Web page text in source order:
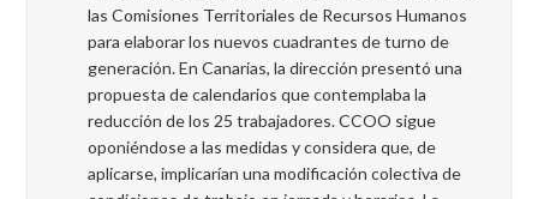
las Comisiones Territoriales de Recursos Humanos
para elaborar los nuevos cuadrantes de turno de
generación. En Canarias, la dirección presentó una
propuesta de calendarios que contemplaba la
reducción de los 25 trabajadores. CCOO sigue
oponiéndose a las medidas y considera que, de
aplicarse, implicarían una modificación colectiva de